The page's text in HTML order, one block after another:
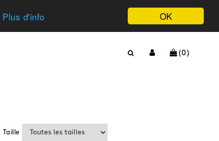
OK
Plus d'info
(0)
Taille